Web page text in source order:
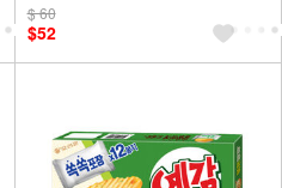
$ 60
$52